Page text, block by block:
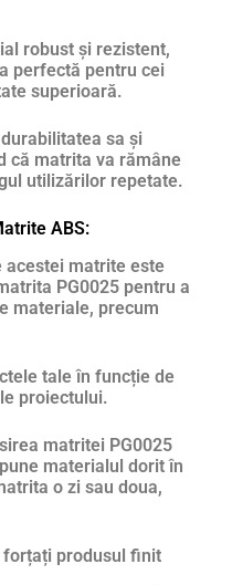
robust și rezistent,
perfectă pentru cei
superioară.
sa și
că matrita va rămâne
utilizărilor repetate.
ABS:
acestei matrite este
PG0025 pentru a
materiale, precum
tale în funcție de
proiectului.
matritei PG0025
materialul dorit în
o zi sau doua,
produsul finit